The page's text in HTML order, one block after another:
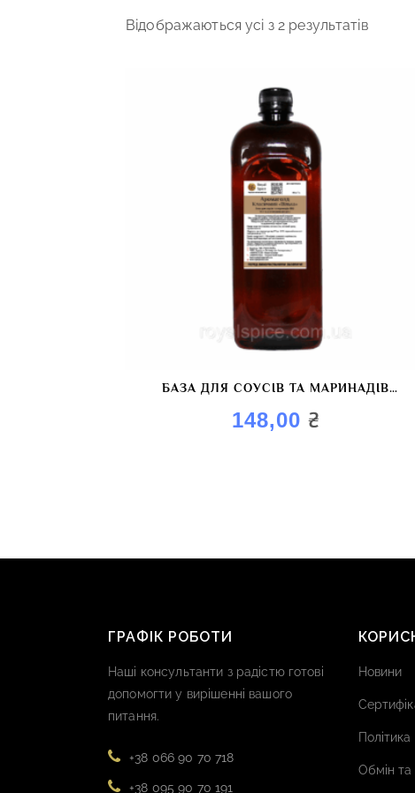
Відображаються усі з 2 результатів
БАЗА ДЛЯ СОУСІВ ТА МАРИНАДІВ
“АРОМАГОЛД ВІЛЬХА”
148,00 ₴
ГРАФІК РОБОТИ
Наші консультанти з радістю готові
допомогти у вирішенні вашого
питання.
+38 066 90 70 718
+38 095 90 70 191
Новини
Політика
Обмін та